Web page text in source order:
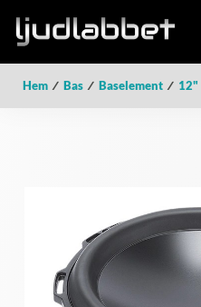
Hem/ Bas/ Baselement/ 12"